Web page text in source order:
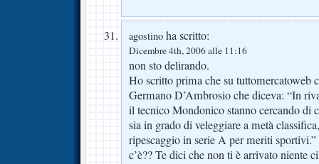
agostino ha scritto:
Dicembre 4th, 2006 alle 11:16
non sto delirando.
Ho scritto prima che su tuttomercatoweb
Germano D’Ambrosio che diceva: “In
il tecnico Mondonico stanno cercando di
sia in grado di veleggiare a metà
ripescaggio in serie A per meriti
c’è?? Te dici che non ti è arrivato niente